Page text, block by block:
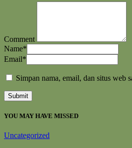
Comment
Name*
Email*
Simpan nama, email, dan situs web
YOU MAY HAVE MISSED
Uncategorized